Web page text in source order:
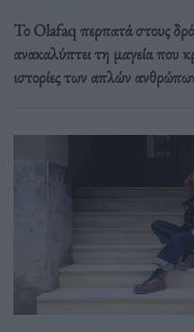
Το Olafaq περπατά στους
ανακαλύπτει τη μαγεία που
ιστορίες των απλών